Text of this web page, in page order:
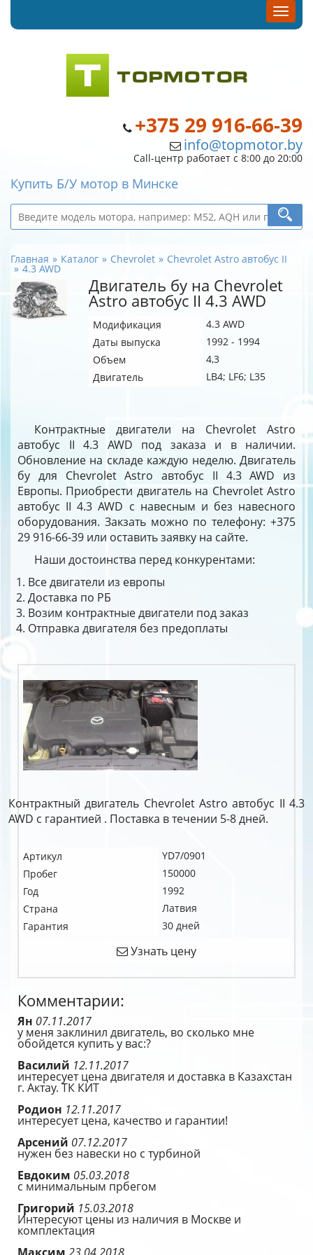
+375 29 916-66-39
info@topmotor.by
Call-центр работает с 8:00 до 20:00
Купить Б/У мотор в Минске
Главная Каталог Chevrolet Chevrolet Astro автобус II
4.3 AWD
Двигатель бу на Chevrolet
Astro автобус II 4.3 AWD
Модификация
4.3 AWD
Даты выпуска
1992 - 1994
Объем
4,3
Двигатель
LB4; LF6; L35
Контрактные двигатели на Chevrolet Astro
автобус II 4.3 AWD под заказа и в наличии.
Обновление на складе каждую неделю. Двигатель
бу для Chevrolet Astro автобус II 4.3 AWD из
Европы. Приобрести двигатель на Chevrolet Astro
автобус II 4.3 AWD с навесным и без навесного
оборудования. Закзать можно по телефону: +375
29 916-66-39 или оставить заявку на сайте.
Наши достоинства перед конкурентами:
Все двигатели из европы
Доставка по РБ
Возим контрактные двигатели под заказ
Отправка двигателя без предоплаты
Контрактный двигатель Chevrolet Astro автобус II 4.3
AWD c гарантией . Поставка в течении 5-8 дней.
Артикул
YD7/0901
Пробег
150000
Год
1992
Страна
Латвия
Гарантия
30 дней
Узнать цену
Комментарии:
Ян 07.11.2017
у меня заклинил двигатель, во сколько мне
обойдется купить у вас:?
Василий 12.11.2017
интересует цена двигателя и доставка в Казахстан
г. Актау. ТК КИТ
Родион 12.11.2017
интересует цена, качество и гарантии!
Арсений 07.12.2017
нужен без навески но с турбиной
Евдоким 05.03.2018
с минимальным прбегом
Григорий 15.03.2018
Интересуют цены из наличия в Москве и
комплектация